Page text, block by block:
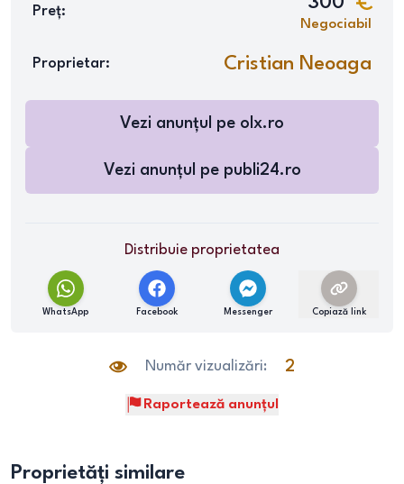
Preț:
Negociabil
Proprietar: Cristian Neoaga
Vezi anunțul pe olx.ro
Vezi anunțul pe publi24.ro
Distribuie proprietatea
WhatsApp Facebook Messenger Copiază link
Număr vizualizări: 2
Raportează anunțul
Proprietăți similare